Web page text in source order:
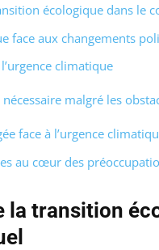
écologique dans le
face aux changements
climatique
malgré les
face à l’urgence
au cœur des
la transition